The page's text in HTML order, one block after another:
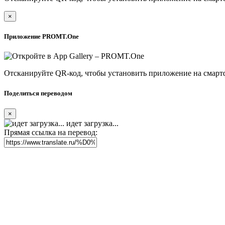
×
Приложение PROMT.One
Отсканируйте QR-код, чтобы установить приложение на
Поделиться переводом
×
идет загрузка...
Прямая ссылка на перевод: